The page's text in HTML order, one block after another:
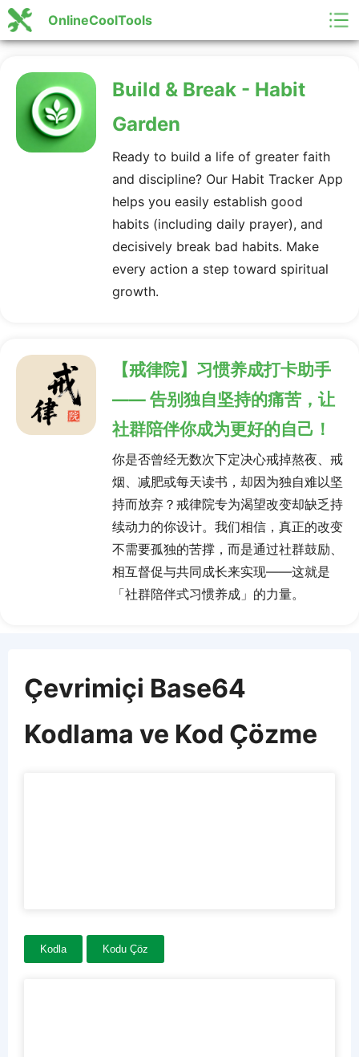
OnlineCoolTools
Build & Break - Habit
Garden
Ready to build a life of greater faith
and discipline? Our Habit Tracker App
helps you easily establish good
habits (including daily prayer), and
decisively break bad habits. Make
every action a step toward spiritual
growth.
【戒律院】习惯养成打卡助手
—— 告别独自坚持的痛苦，让
社群陪伴你成为更好的自己！
你是否曾经无数次下定决心戒掉熬夜、戒
烟、减肥或每天读书，却因为独自难以坚
持而放弃？戒律院专为渴望改变却缺乏持
续动力的你设计。我们相信，真正的改变
不需要孤独的苦撑，而是通过社群鼓励、
相互督促与共同成长来实现——这就是
「社群陪伴式习惯养成」的力量。
Çevrimiçi Base64
Kodlama ve Kod Çözme
Kodla Kodu Çöz